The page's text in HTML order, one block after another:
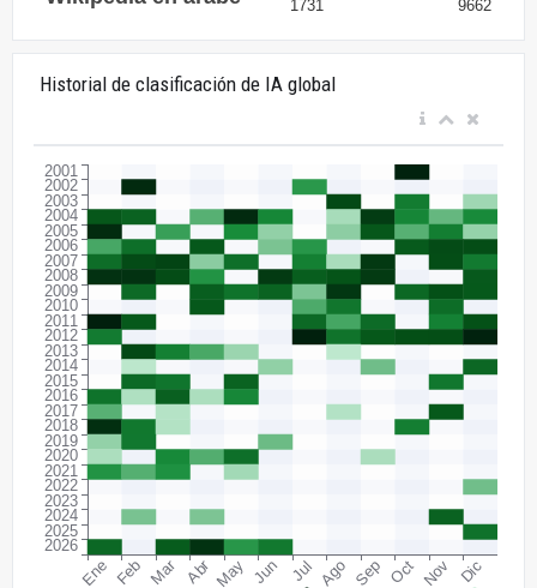
Historial de clasificación de IA global